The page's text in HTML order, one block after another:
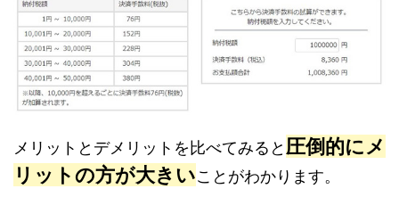
メリットとデメリットを比べてみると 圧倒的にメ
リットの方が大きいことがわかります。